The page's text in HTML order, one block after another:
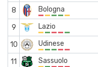
8
Bologna
9
Lazio
10
Udinese
11
Sassuolo